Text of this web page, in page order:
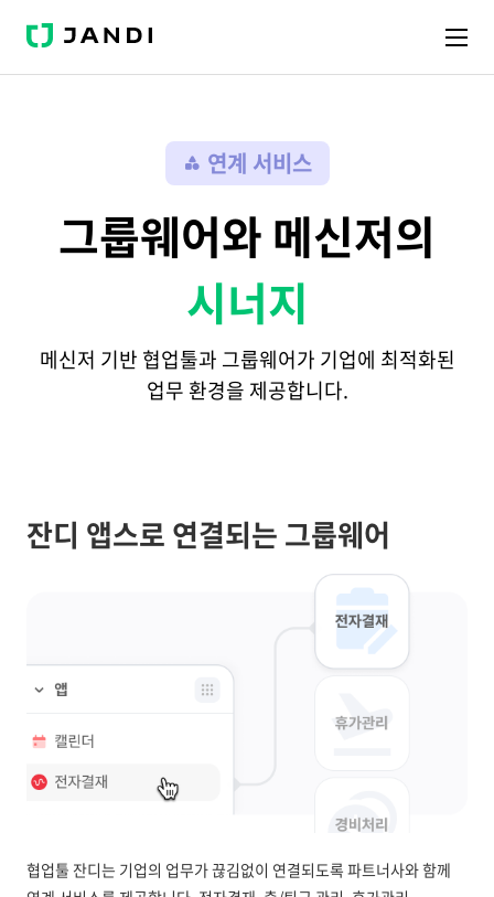
J
N
연계 서비스
그룹웨어와 메신저의
시너지
메신저 기반 협업툴과 그룹웨어가 기업에 최적화된
업무 환경을 제공합니다.
잔디 앱스로 연결되는 그룹웨어
협업툴 잔디는 기업의 업무가 끊김없이 연결되도록 파트너사와 함께